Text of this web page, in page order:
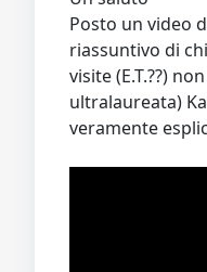
Posto un video
riassuntivo di
visite (E.T.??)
ultralaureata)
veramente